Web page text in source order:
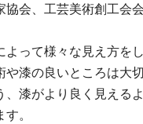
会、工芸美術創工会会
よって様々な見え方を
や漆の良いところは大
、漆がより良く見える
。